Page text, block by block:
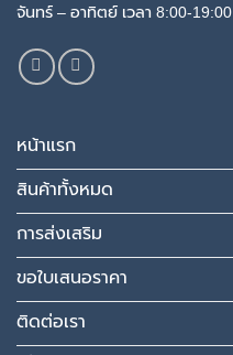
จันทร์ – อาทิตย์ เวลา 8:00-19:00
หน้าแรก
สินค้าทั้งหมด
การส่งเสริม
ขอใบเสนอราคา
ติดต่อเรา